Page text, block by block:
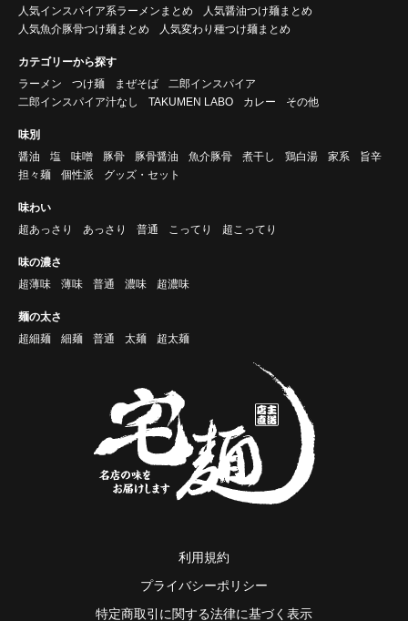
人気インスパイア系ラーメンまとめ
人気醤油つけ麺まとめ
人気魚介豚骨つけ麺まとめ
人気変わり種つけ麺まとめ
カテゴリーから探す
ラーメン
つけ麺 まぜそば
二郎インスパイア
二郎インスパイア汁なし
TAKUMEN LABO カレー その他
味別
醤油
塩 味噌 豚骨 豚骨醤油 魚介豚骨 煮干し 鶏白湯 家系
旨辛
担々麺
個性派 グッズ・セット
味わい
超あっさり
あっさり 普通 こってり 超こってり
味の濃さ
超薄味
薄味 普通 濃味 超濃味
麺の太さ
超細麺
細麺 普通 太麺 超太麺
利用規約
プライバシーポリシー
特定商取引に関する法律に基づく表示